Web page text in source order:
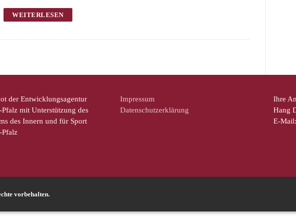
WEITERLESEN
der Entwicklungsagentur
mit Unterstützung des
des Innern und für Sport
Pfalz
Impressum
Datenschutzerklärung
Ihre
Hang
E-Mail:
vorbehalten.